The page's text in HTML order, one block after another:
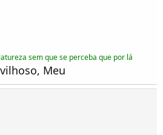
sem que se perceba que por lá
Meu